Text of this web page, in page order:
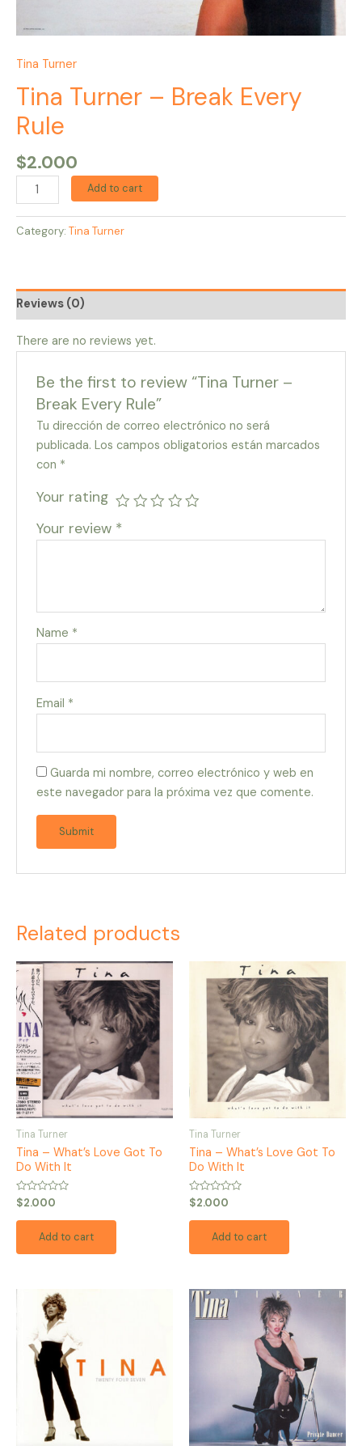
Tina Turner
Tina Turner – Break Every
Rule
$2.000
Add to cart
Category: Tina Turner
Reviews (0)
There are no reviews yet.
Be the first to review “Tina Turner –
Break Every Rule”
Tu dirección de correo electrónico no será
publicada. Los campos obligatorios están marcados
con *
Your rating
Your review *
Name *
Email *
Guarda mi nombre, correo electrónico y web en
este navegador para la próxima vez que comente.
Related products
Tina Turner
Tina – What’s Love Got To
Do With It
Rated
0
out
$2.000
Add to cart
Tina Turner
Tina – What’s Love Got To
Do With It
Rated
0
out
$2.000
Add to cart